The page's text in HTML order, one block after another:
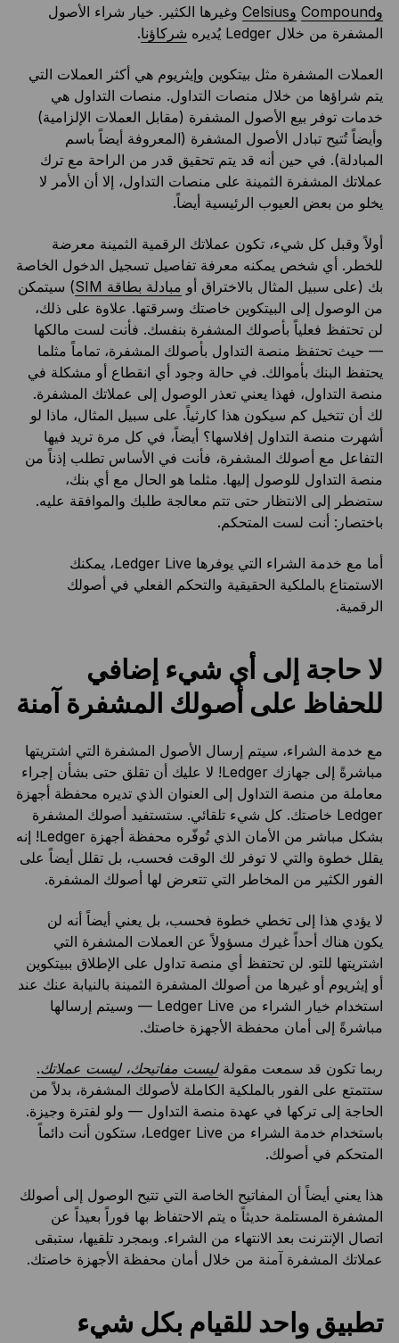
وCompound
وCelsius
وغيرها الكثير. خيار شراء الأصول
المشفرة من خلال Ledger يُديره
شركاؤنا.
العملات المشفرة مثل بيتكوين وإيثريوم هي أكثر العملات التي
يتم شراؤها من خلال منصات التداول. منصات التداول هي
خدمات توفر بيع الأصول المشفرة (مقابل العملات الإلزامية)
وأيضاً تُتيح تبادل الأصول المشفرة (المعروفة أيضاً باسم
المبادلة). في حين أنه قد يتم تحقيق قدر من الراحة مع ترك
عملاتك المشفرة الثمينة على منصات التداول، إلا أن الأمر لا
يخلو من بعض العيوب الرئيسية أيضاً.
أولاً وقبل كل شيء، تكون عملاتك الرقمية الثمينة معرضة
للخطر. أي شخص يمكنه معرفة تفاصيل تسجيل الدخول الخاصة
بك (على سبيل المثال بالاختراق أو مبادلة بطاقة SIM
) سيتمكن
من الوصول إلى البيتكوين خاصتك وسرقتها. علاوة على ذلك،
لن تحتفظ فعلياً بأصولك المشفرة بنفسك. فأنت لست مالكها
— حيث تحتفظ منصة التداول بأصولك المشفرة، تماماً مثلما
يحتفظ البنك بأموالك. في حالة وجود أي انقطاع أو مشكلة في
منصة التداول، فهذا يعني تعذر الوصول إلى عملاتك المشفرة.
لك أن تتخيل كم سيكون هذا كارثياً. على سبيل المثال، ماذا لو
أشهرت منصة التداول إفلاسها؟ أيضاً، في كل مرة تريد فيها
التفاعل مع أصولك المشفرة، فأنت في الأساس تطلب إذناً من
منصة التداول للوصول إليها. مثلما هو الحال مع أي بنك،
ستضطر إلى الانتظار حتى تتم معالجة طلبك والموافقة عليه.
باختصار: أنت لست المتحكم.
أما مع خدمة الشراء التي يوفرها Ledger Live، يمكنك
الاستمتاع بالملكية الحقيقية والتحكم الفعلي في أصولك
الرقمية.
لا حاجة إلى أي شيء إضافي
للحفاظ على أصولك المشفرة آمنة
مع خدمة الشراء، سيتم إرسال الأصول المشفرة التي اشتريتها
مباشرةً إلى جهازك Ledger! لا عليك أن تقلق حتى بشأن إجراء
معاملة من منصة التداول إلى العنوان الذي تديره محفظة أجهزة
Ledger خاصتك. كل شيء تلقائي. ستستفيد أصولك المشفرة
بشكل مباشر من الأمان الذي تُوفّره محفظة أجهزة Ledger! إنه
يقلل خطوة والتي لا توفر لك الوقت فحسب، بل تقلل أيضاً على
الفور الكثير من المخاطر التي تتعرض لها أصولك المشفرة.
لا يؤدي هذا إلى تخطي خطوة فحسب، بل يعني أيضاً أنه لن
يكون هناك أحداً غيرك مسؤولاً عن العملات المشفرة التي
اشتريتها للتو. لن تحتفظ أي منصة تداول على الإطلاق ببيتكوين
أو إيثريوم أو غيرها من أصولك المشفرة الثمينة بالنيابة عنك عند
استخدام خيار الشراء من Ledger Live — وسيتم إرسالها
مباشرةً إلى أمان محفظة الأجهزة خاصتك.
ربما تكون قد سمعت مقولة ليست مفاتيحك، ليست عملاتك.
ستتمتع على الفور بالملكية الكاملة لأصولك المشفرة، بدلاً من
الحاجة إلى تركها في عهدة منصة التداول — ولو لفترة وجيزة.
باستخدام خدمة الشراء من Ledger Live، ستكون أنت دائماً
المتحكم في أصولك.
هذا يعني أيضاً أن المفاتيح الخاصة التي تتيح الوصول إلى أصولك
المشفرة المستلمة حديثاً ه يتم الاحتفاظ بها فوراً بعيداً عن
اتصال الإنترنت بعد الانتهاء من الشراء. وبمجرد تلقيها، ستبقى
عملاتك المشفرة آمنة من خلال أمان محفظة الأجهزة خاصتك.
تطبيق واحد للقيام بكل شيء